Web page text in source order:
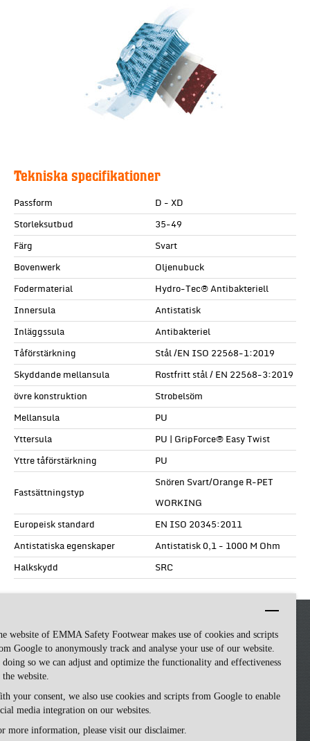
website of EMMA Safety Footwear makes use of cookies and scripts
Google to anonymously track and analyse your use of our website.
so we can adjust and optimize the functionality and effectiveness
website.
your consent, we also use cookies and scripts from Google to enable
media integration on our websites.
more information, please visit our disclaimer.
Tekniska specifikationer
Passform
D - XD
Storleksutbud
35-49
Färg
Svart
Bovenwerk
Oljenubuck
Fodermaterial
Hydro-Tec® Antibakteriell
Innersula
Antistatisk
Inläggssula
Antibakteriel
Tåförstärkning
Stål /EN ISO 22568-1:2019
Skyddande mellansula
Rostfritt stål / EN 22568-3:2019
övre konstruktion
Strobelsöm
Mellansula
PU
Yttersula
PU | GripForce® Easy Twist
Yttre tåförstärkning
PU
Fastsättningstyp
Snören Svart/Orange R-PET
WORKING
Europeisk standard
EN ISO 20345:2011
Antistatiska egenskaper
Antistatisk 0,1 - 1000 M Ohm
Halkskydd
SRC